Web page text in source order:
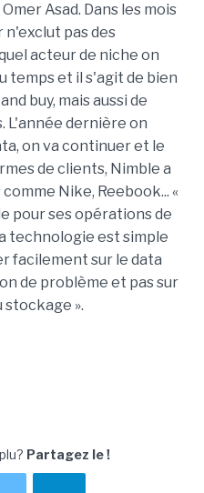
Asad. Dans les mois
pas des
acteur de niche on
temps et il s'agit de bien
buy, mais aussi de
L'année dernière on
on va continuer et le
de clients, Nimble a
Nike, Reebook... «
pour ses opérations de
technologie est simple
facilement sur le data
de problème et pas sur
stockage ».
Partagez le !